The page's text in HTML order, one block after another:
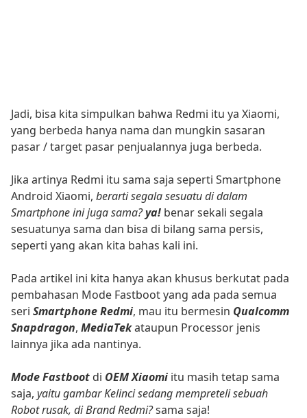
Jadi, bisa kita simpulkan bahwa Redmi itu ya Xiaomi,
yang berbeda hanya nama dan mungkin sasaran
pasar / target pasar penjualannya juga berbeda.
Jika artinya Redmi itu sama saja seperti Smartphone
Android Xiaomi, berarti segala sesuatu di dalam
Smartphone ini juga sama?ya! benar sekali segala
sesuatunya sama dan bisa di bilang sama persis,
seperti yang akan kita bahas kali ini.
Pada artikel ini kita hanya akan khusus berkutat pada
pembahasan Mode Fastboot yang ada pada semua
seri Smartphone Redmi, mau itu bermesin Qualcomm
Snapdragon, MediaTekataupun Processor jenis
lainnya jika ada nantinya.
Mode Fastboot di OEM Xiaomi itu masih tetap sama
saja, yaitu gambar Kelinci sedang mempreteli sebuah
Robot rusak, di Brand Redmi?sama saja!